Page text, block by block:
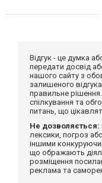
Відгук - це думка
передати досвід
нашого сайту з
залишеного
правильне
спілкування та
питань, що
Не дозволяється:
лексики, погроз
іншими
що ображають
розміщення
реклама та